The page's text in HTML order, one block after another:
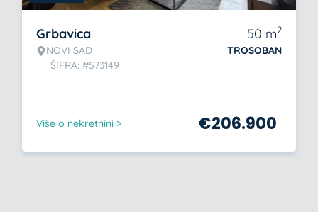
Grbavica
NOVI SAD
ŠIFRA: #573149
50 m2
TROSOBAN
Više o nekretnini > €206.900